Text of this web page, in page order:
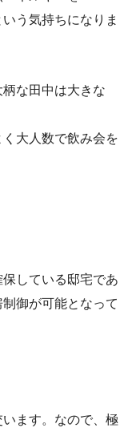
う気持ちになりま
な田中は大きな
大人数で飲み会を
している邸宅であ
御が可能となって
ます。なので、極